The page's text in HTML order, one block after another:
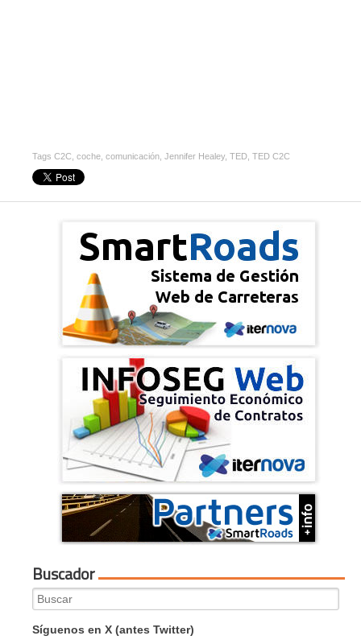
Tags C2C coche comunicación Jennifer Healey, TED TED C2C
Buscador
Search
for:
Síguenos en X (antes Twitter)